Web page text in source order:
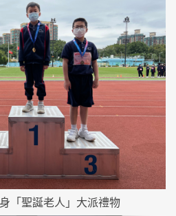
「聖誕老人」大派禮物